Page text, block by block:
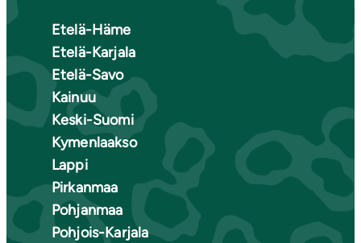
Etelä-Häme
Etelä-Karjala
Etelä-Savo
Kainuu
Keski-Suomi
Kymenlaakso
Lappi
Pirkanmaa
Pohjanmaa
Pohjois-Karjala